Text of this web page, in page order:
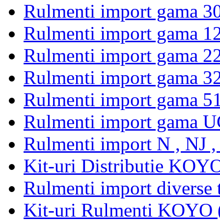
Rulmenti import gama
Rulmenti import gama
Rulmenti import gama
Rulmenti import gama
Rulmenti import gama
Rulmenti import gama
Rulmenti import N , NJ
Kit-uri Distributie
Rulmenti import
Kit-uri Rulmenti KOYO